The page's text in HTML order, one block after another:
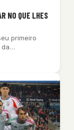
NO QUE LHES
primeiro
da…